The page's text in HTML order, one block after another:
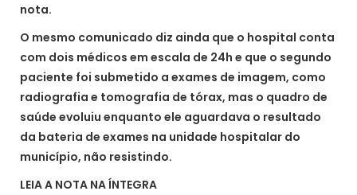
nota.
O mesmo comunicado diz ainda que o hospital conta
com dois médicos em escala de 24h e que o segundo
paciente foi submetido a exames de imagem, como
radiografia e tomografia de tórax, mas o quadro de
saúde evoluiu enquanto ele aguardava o resultado
da bateria de exames na unidade hospitalar do
município, não resistindo.
LEIA A NOTA NA ÍNTEGRA